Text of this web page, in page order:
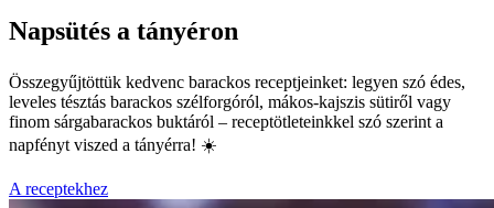
Napsütés a tányéron
Összegyűjtöttük kedvenc barackos receptjeinket: legyen szó édes,
leveles tésztás barackos szélforgóról, mákos-kajszis sütiről vagy
finom sárgabarackos buktáról – receptötleteinkkel szó szerint a
napfényt viszed a tányérra! ☀️
A receptekhez